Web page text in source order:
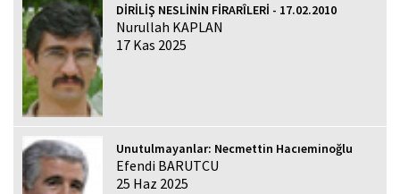
DİRİLİŞ NESLİNİN FİRARÎLERİ - 17.02.2010
Nurullah KAPLAN
17 Kas 2025
Unutulmayanlar: Necmettin Hacıeminoğlu
Efendi BARUTCU
25 Haz 2025